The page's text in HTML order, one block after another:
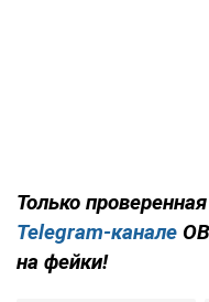
Только
Telegram-канале
на фейки!